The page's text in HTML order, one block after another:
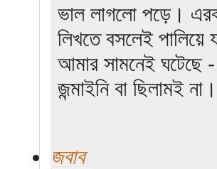
ভাল লাগলো পড়ে।
লিখতে বসলেই পালিয়ে
আমার সামনেই ঘটেছে
জন্মাইনি বা ছিলামই
জবাব